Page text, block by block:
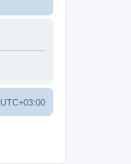
UTC+03:00